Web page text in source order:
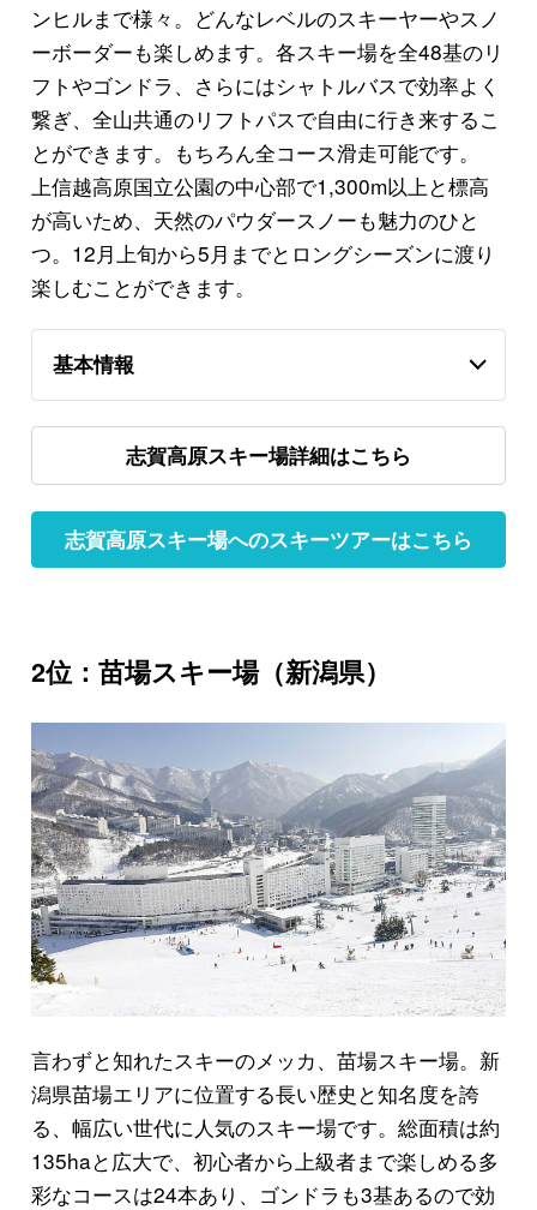
ンヒルまで様々。どんなレベルのスキーヤーやスノ
ーボーダーも楽しめます。各スキー場を全48基のリ
フトやゴンドラ、さらにはシャトルバスで効率よく
繋ぎ、全山共通のリフトパスで自由に行き来するこ
とができます。もちろん全コース滑走可能です。
上信越高原国立公園の中心部で1,300m以上と標高
が高いため、天然のパウダースノーも魅力のひと
つ。12月上旬から5月までとロングシーズンに渡り
楽しむことができます。
基本情報
志賀高原スキー場詳細はこちら
志賀高原スキー場へのスキーツアーはこちら
2位：苗場スキー場（新潟県）
言わずと知れたスキーのメッカ、苗場スキー場。新
潟県苗場エリアに位置する長い歴史と知名度を誇
る、幅広い世代に人気のスキー場です。総面積は約
135haと広大で、初心者から上級者まで楽しめる多
彩なコースは24本あり、ゴンドラも3基あるので効